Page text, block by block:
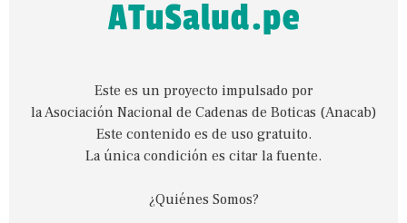
Este es un proyecto impulsado por
la Asociación Nacional de Cadenas de Boticas (Anacab)
Este contenido es de uso gratuito.
La única condición es citar la fuente.
¿Quiénes Somos?